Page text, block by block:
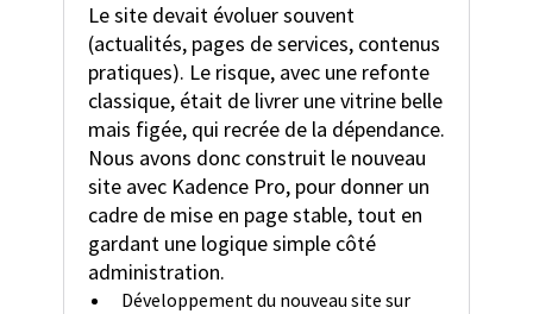
Le site devait évoluer souvent
(actualités, pages de services, contenus
pratiques). Le risque, avec une refonte
classique, était de livrer une vitrine belle
mais figée, qui recrée de la dépendance.
Nous avons donc construit le nouveau
site avec Kadence Pro, pour donner un
cadre de mise en page stable, tout en
gardant une logique simple côté
administration.
Développement du nouveau site sur